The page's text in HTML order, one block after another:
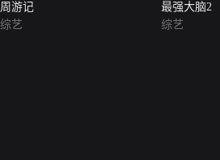
周游记
综艺
最强大脑2
综艺